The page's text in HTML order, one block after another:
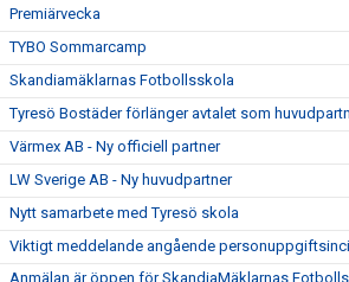
Premiärvecka
TYBO Sommarcamp
Skandiamäklarnas Fotbollsskola
Tyresö Bostäder förlänger avtalet som
Värmex AB - Ny officiell partner
LW Sverige AB - Ny huvudpartner
Nytt samarbete med Tyresö skola
Viktigt meddelande angående
Anmälan är öppen för SkandiaMäklarnas